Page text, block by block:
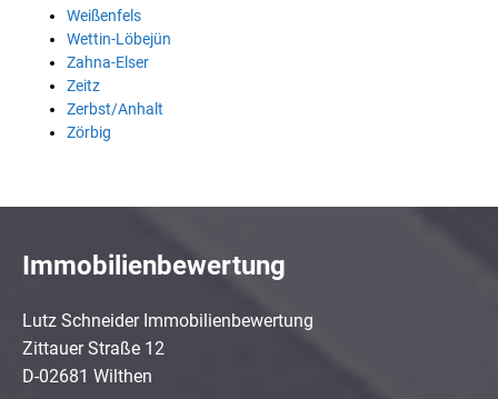
Weißenfels
Wettin-Löbejün
Zahna-Elser
Zeitz
Zerbst/Anhalt
Zörbig
Immobilienbewertung
Lutz Schneider Immobilienbewertung
Zittauer Straße 12
D-02681 Wilthen